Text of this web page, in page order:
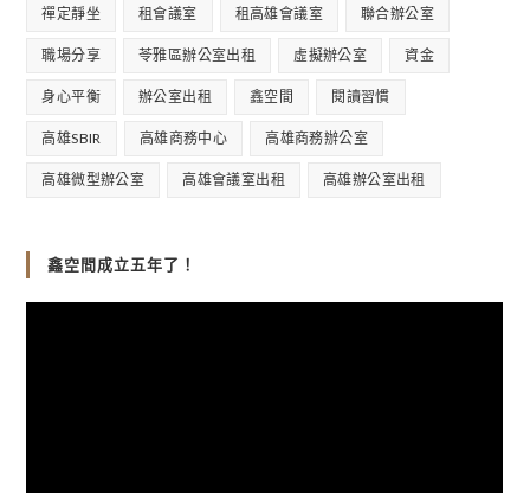
禪定靜坐 租會議室 租高雄會議室 聯合辦公室
職場分享 苓雅區辦公室出租 虛擬辦公室 資金
身心平衡 辦公室出租 鑫空間 閱讀習慣
高雄SBIR 高雄商務中心 高雄商務辦公室
高雄微型辦公室 高雄會議室出租 高雄辦公室出租
鑫空間成立五年了！